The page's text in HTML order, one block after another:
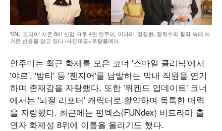
'SNL 코리아' 시즌 8이 신입 크루 4인 안주미, 이아라, 정창환, 정희수의 활약 속에 뜨
거운 반응을 얻고 있다./사진제공=쿠팡플레이
안주미는 최근 화제를 모은 코너 '스마일 클리닉'에서
'야르', '밤티' 등 '젠지어'를 남발하는 막내 직원을 연기
하며 존재감을 자랑했다. 또한 '위켄드 업데이트' 코너
에서는 '뇌절 리포터' 캐릭터로 활약하며 독특한 매력
을 자랑했다. 최근에는 펀덱스(FUNdex) 비드라마 출
연자 화제성 8위에 이름을 올리기도 했다.